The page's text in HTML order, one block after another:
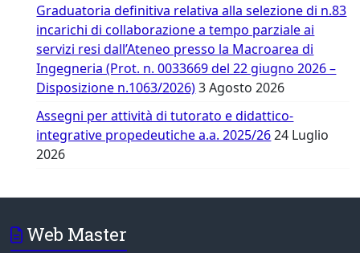
Graduatoria definitiva relativa alla selezione di n.83
incarichi di collaborazione a tempo parziale ai
servizi resi dall’Ateneo presso la Macroarea di
Ingegneria (Prot. n. 0033669 del 22 giugno 2026 –
Disposizione n.1063/2026) 3 Agosto 2026
Assegni per attività di tutorato e didattico-
integrative propedeutiche a.a. 2025/26 24 Luglio
2026
Web Master